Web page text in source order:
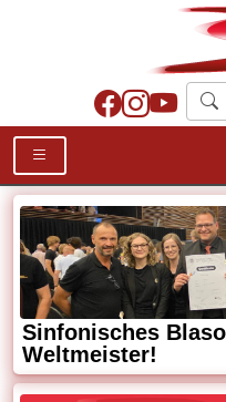
Sinfonisches
Weltmeister!